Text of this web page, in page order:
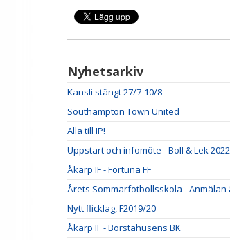
Nyhetsarkiv
Kansli stängt 27/7-10/8
Southampton Town United
Alla till IP!
Uppstart och infomöte - Boll & Lek 2022
Åkarp IF - Fortuna FF
Årets Sommarfotbollsskola - Anmälan
Nytt flicklag, F2019/20
Åkarp IF - Borstahusens BK